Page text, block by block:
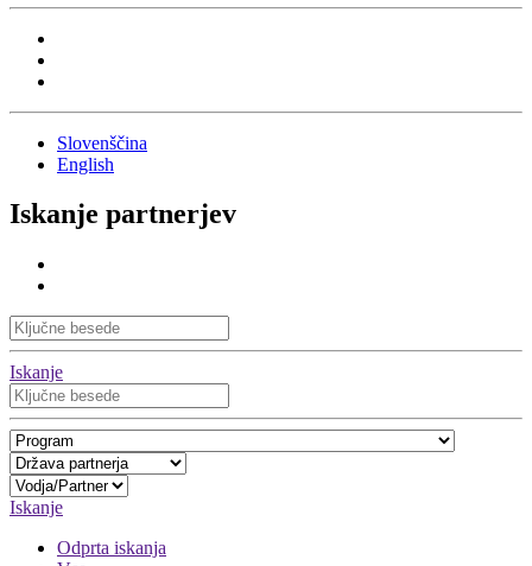
Slovenščina
English
Iskanje partnerjev
Iskanje
Iskanje
Odprta iskanja